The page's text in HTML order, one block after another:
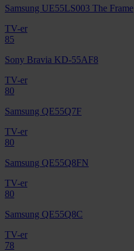
Samsung UE55LS003 The Frame
TV-er
85
Sony Bravia KD-55AF8
TV-er
80
Samsung QE55Q7F
TV-er
80
Samsung QE55Q8FN
TV-er
80
Samsung QE55Q8C
TV-er
78